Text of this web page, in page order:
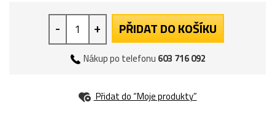
- + PŘIDAT DO KOŠÍKU
Nákup po telefonu 603 716 092
Přidat do “Moje produkty”